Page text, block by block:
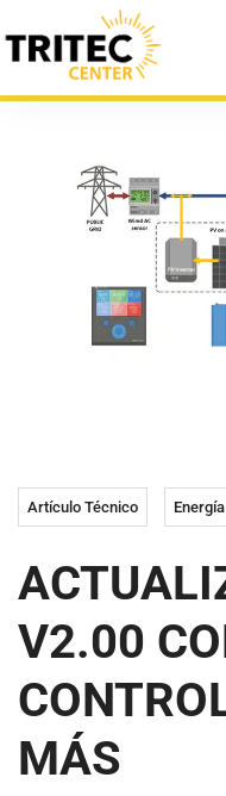
Artículo Técnico
V2.00
MÁS